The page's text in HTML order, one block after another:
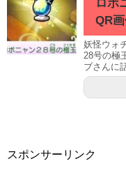
ロボ
QR
妖怪ウォ
28号の極
ブさんに
スポンサーリンク